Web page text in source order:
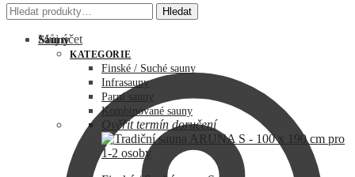
Hledat: Hledat
Můj účet
Hledat: Hledat
Sauny
KATEGORIE
Finské / Suché sauny
Infrasauny
Parní sauny
Kombinované sauny
Ověřit termín doručení